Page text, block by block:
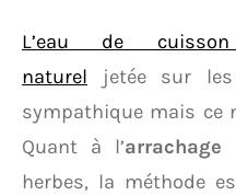
L’eau de
naturel jetée sur les
sympathique mais ce
Quant à l’arrachage
herbes, la méthode